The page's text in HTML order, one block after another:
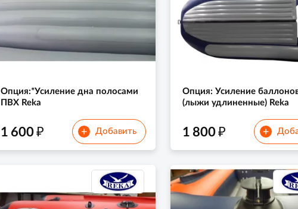
Опция:*Усиление дна полосами
ПВХ Reka
1 600₽ + Добавить
Опция: Усиление
(лыжи удлиненные) Reka
1 800₽ +